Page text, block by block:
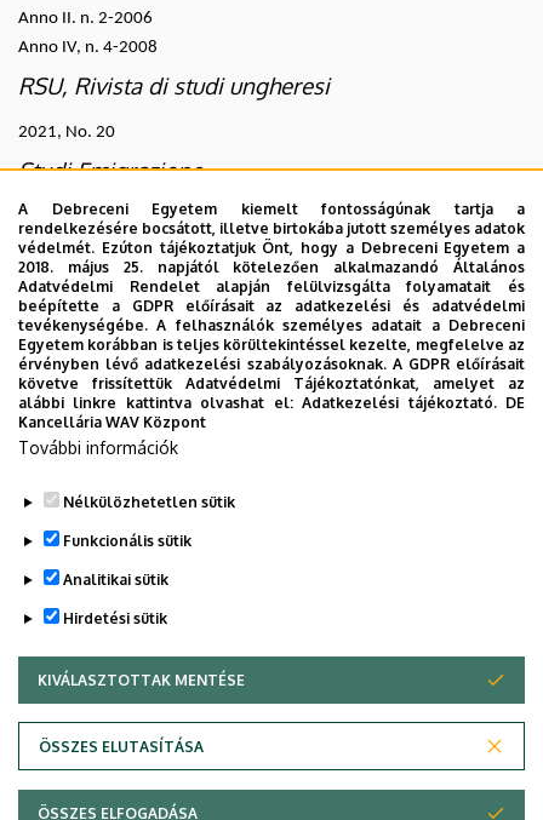
Anno II. n. 2-2006
Anno IV, n. 4-2008
RSU, Rivista di studi ungheresi
2021, No. 20
Studi Emigrazione
Anno LXII, aprile-giugno 2024, No. 234.
Anno LXI, luglio-settembre 2024, No. 235.
Anno LXI, ottobre-dicembre 2024, No. 236.
Anno LXII, gennaio-marzo 2025, No. 237.
Anno LXII, aprile-giugno 2025, No. 238.
Anno LXII, luglio-settembre 2025, No. 239.
Anno LXII, ottobre-dicembre 2025, No. 240.
Anno LXIII, gennaio-marzo 2026, No. 241.
Anno LXIII, aprile-giugno 2026, No. 242.
Legutóbbi frissítés: 2026. 06. 10. 16:05
Adatvédelem
A Debreceni Egyetem kiemelt fontosságúnak tartja a
rendelkezésére bocsátott, illetve birtokába jutott személyes adatok
védelmét. Ezúton tájékoztatjuk Önt, hogy a Debreceni Egyetem a
2018. május 25. napjától kötelezően alkalmazandó Általános
Adatvédelmi Rendelet alapján felülvizsgálta folyamatait és
beépítette a GDPR előírásait az adatkezelési és adatvédelmi
tevékenységébe. A felhasználók személyes adatait a Debreceni
Egyetem korábban is teljes körültekintéssel kezelte, megfelelve az
érvényben lévő adatkezelési szabályozásoknak. A GDPR előírásait
követve frissítettük Adatvédelmi Tájékoztatónkat, amelyet az
alábbi linkre kattintva olvashat el:Adatkezelési tájékoztató. DE
Kancellária WAV Központ
További információk
Nélkülözhetetlen sütik
Funkcionális sütik
Analitikai sütik
Hirdetési sütik
KIVÁLASZTOTTAK MENTÉSE
ÖSSZES ELUTASÍTÁSA
WITHDRAW CONSENT
ÖSSZES ELFOGADÁSA